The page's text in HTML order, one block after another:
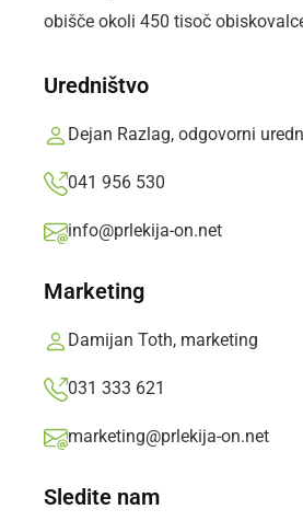
obišče okoli 450 tisoč
Uredništvo
Dejan Razlag, odgovorni
041 956 530
info@prlekija-on.net
Marketing
Damijan Toth, marketing
031 333 621
marketing@prlekija-on.net
Sledite nam
Naslovnica
Kultura in
KULTURA IN
Parada